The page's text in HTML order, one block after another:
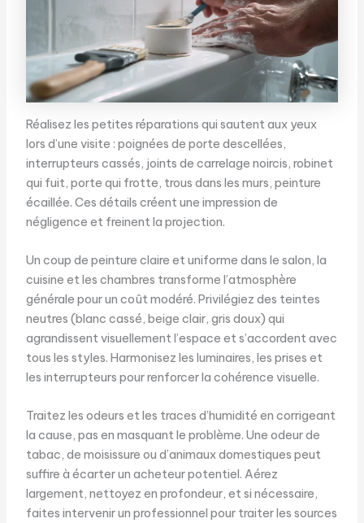
Réalisez les petites réparations qui sautent aux yeux
lors d’une visite : poignées de porte descellées,
interrupteurs cassés, joints de carrelage noircis, robinet
qui fuit, porte qui frotte, trous dans les murs, peinture
écaillée. Ces détails créent une impression de
négligence et freinent la projection.
Un coup de peinture claire et uniforme dans le salon, la
cuisine et les chambres transforme l’atmosphère
générale pour un coût modéré. Privilégiez des teintes
neutres (blanc cassé, beige clair, gris doux) qui
agrandissent visuellement l’espace et s’accordent avec
tous les styles. Harmonisez les luminaires, les prises et
les interrupteurs pour renforcer la cohérence visuelle.
Traitez les odeurs et les traces d’humidité en corrigeant
la cause, pas en masquant le problème. Une odeur de
tabac, de moisissure ou d’animaux domestiques peut
suffire à écarter un acheteur potentiel. Aérez
largement, nettoyez en profondeur, et si nécessaire,
faites intervenir un professionnel pour traiter les sources